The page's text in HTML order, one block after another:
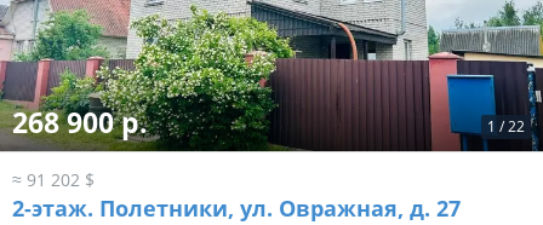
1 /22
268 900 р.
≈ 91 202 $
2-этаж. Полетники, ул. Овражная, д. 27